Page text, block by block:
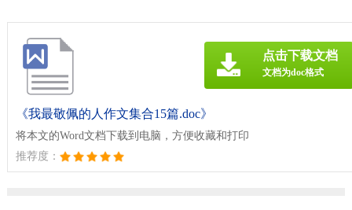
《我最敬佩的人作文集合15篇.doc》
将本文的Word文档下载到电脑，方便收藏和打印
推荐度：
点击下载文档
文档为doc格式